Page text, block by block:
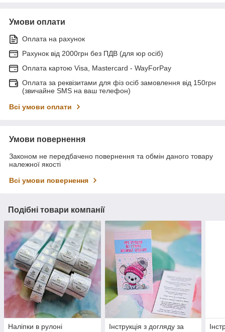
Умови оплати
Оплата на рахунок
Рахунок від 2000грн без ПДВ (для юр осіб)
Оплата картою Visa, Mastercard - WayForPay
Оплата за реквізитами для фіз осіб замовлення від 150грн
(звичайне SMS на ваш телефон)
Всі умови оплати
Умови повернення
Законом не передбачено повернення та обмін даного товару
належної якості
Всі умови повернення
Подібні товари компанії
Наліпки в рулоні
Інструкція з догляду за